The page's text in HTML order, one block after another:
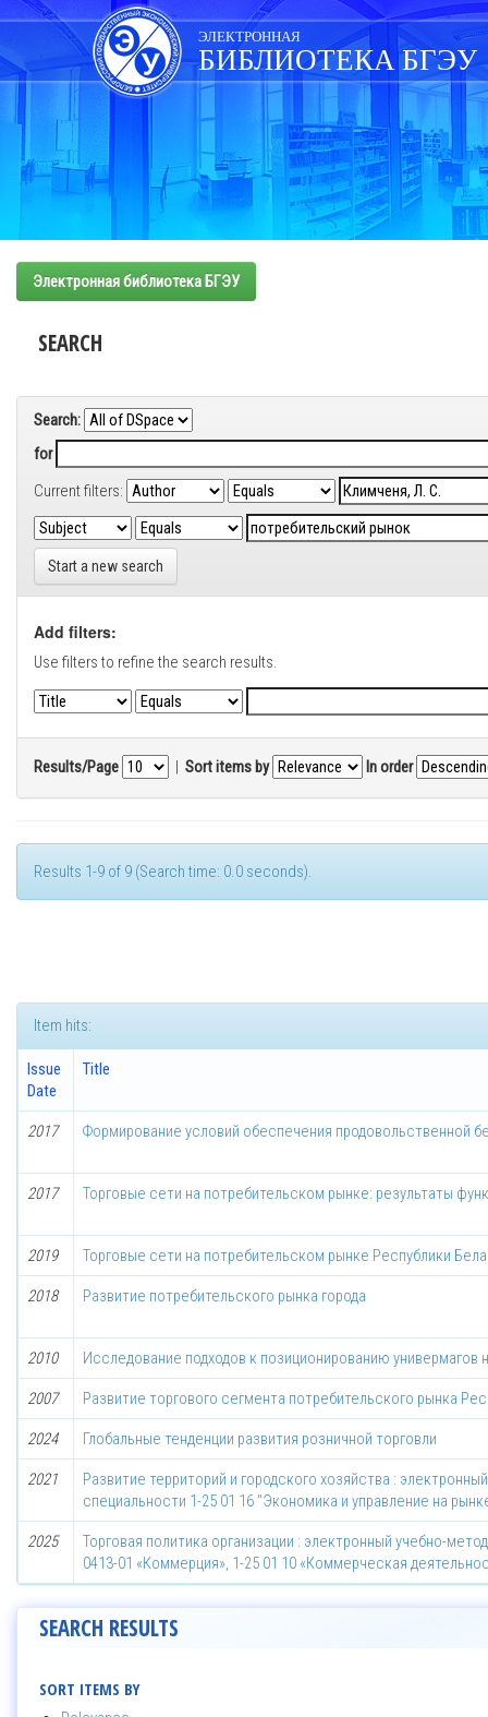
Skip
navigation
ЭЛЕКТРОННАЯ
БИБЛИОТЕКА БГЭУ
Электронная библиотека БГЭУ
SEARCH
Search:
for
Current filters:
Start a new search
Add filters:
Use filters to refine the search results.
Results/Page | Sort items by In order
Results 1-9 of 9 (Search time: 0.0 seconds).
Item hits:
Issue
Date
Title
2017 Формирование условий обеспечения продовольственной
2017 Торговые сети на потребительском рынке: результаты
2019 Торговые сети на потребительском рынке Республики
2018 Развитие потребительского рынка города
2010 Исследование подходов к позиционированию универмагов
2007 Развитие торгового сегмента потребительского рынка
2024 Глобальные тенденции развития розничной торговли
2021
Развитие территорий и городского хозяйства :
специальности 1-25 01 16 "Экономика и управление на
2025
Торговая политика организации : электронный учебно-
0413-01 «Коммерция», 1-25 01 10 «Коммерческая
SEARCH RESULTS
SORT ITEMS BY